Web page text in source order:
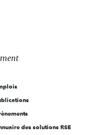
des solutions RSE